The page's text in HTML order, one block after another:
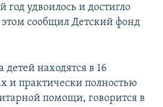
год удвоилось и достигло
сообщил Детский фонд
находятся в 16
и практически полностью
помощи, говорится в